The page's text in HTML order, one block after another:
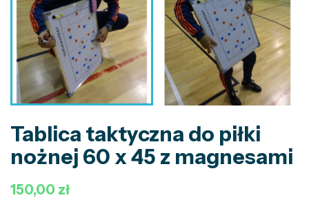
Tablica taktyczna do piłki
nożnej 60 x 45 z magnesami
150,00 zł